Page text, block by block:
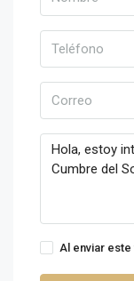
Al enviar